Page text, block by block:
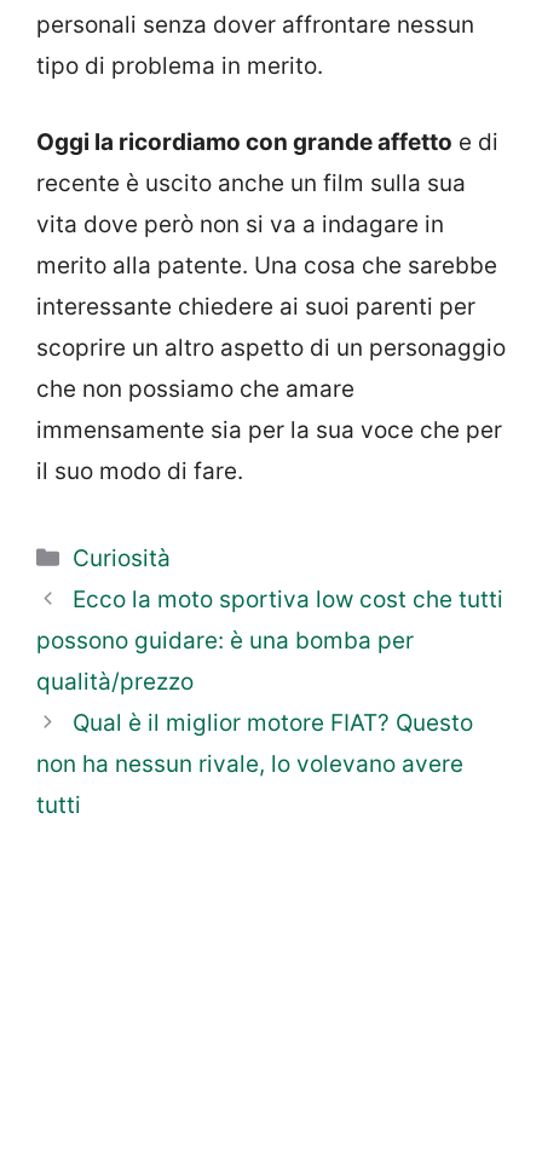
personali senza dover affrontare nessun
tipo di problema in merito.
Oggi la ricordiamo con grande affetto e di
recente è uscito anche un film sulla sua
vita dove però non si va a indagare in
merito alla patente. Una cosa che sarebbe
interessante chiedere ai suoi parenti per
scoprire un altro aspetto di un personaggio
che non possiamo che amare
immensamente sia per la sua voce che per
il suo modo di fare.
Categorie
Curiosità
Ecco la moto sportiva low cost che tutti
possono guidare: è una bomba per
qualità/prezzo
Qual è il miglior motore FIAT? Questo
non ha nessun rivale, lo volevano avere
tutti